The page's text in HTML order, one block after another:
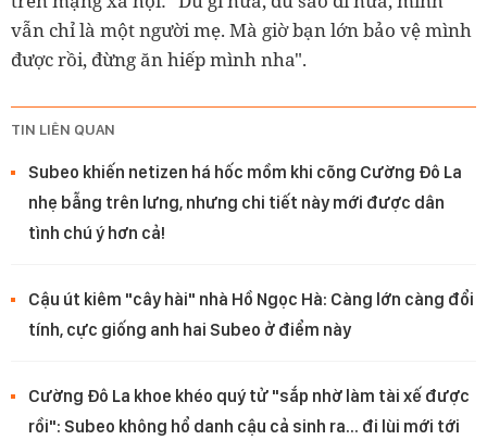
vẫn chỉ là một người mẹ. Mà giờ bạn lớn bảo vệ mình
được rồi, đừng ăn hiếp mình nha".
TIN LIÊN QUAN
Subeo khiến netizen há hốc mồm khi cõng Cường Đô La
nhẹ bẫng trên lưng, nhưng chi tiết này mới được dân
tình chú ý hơn cả!
Cậu út kiêm "cây hài" nhà Hồ Ngọc Hà: Càng lớn càng đổi
tính, cực giống anh hai Subeo ở điểm này
Cường Đô La khoe khéo quý tử "sắp nhờ làm tài xế được
rồi": Subeo không hổ danh cậu cả sinh ra… đi lùi mới tới